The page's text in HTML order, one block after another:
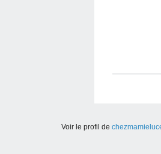
Voir le profil de